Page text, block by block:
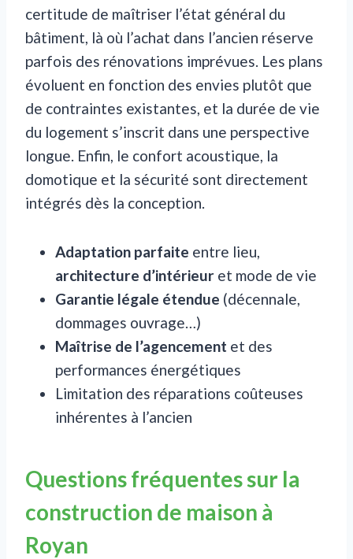
certitude de maîtriser l’état général du
bâtiment, là où l’achat dans l’ancien réserve
parfois des rénovations imprévues. Les plans
évoluent en fonction des envies plutôt que
de contraintes existantes, et la durée de vie
du logement s’inscrit dans une perspective
longue. Enfin, le confort acoustique, la
domotique et la sécurité sont directement
intégrés dès la conception.
Adaptation parfaite entre lieu,
architecture d’intérieur et mode de vie
Garantie légale étendue (décennale,
dommages ouvrage…)
Maîtrise de l’agencement et des
performances énergétiques
Limitation des réparations coûteuses
inhérentes à l’ancien
Questions fréquentes sur la
construction de maison à
Royan